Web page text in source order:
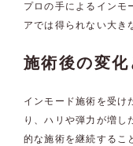
プロの手によるインモ
アでは得られない大き
施術後の変
インモード施術を受け
り、ハリや弾力が増し
的な施術を継続するこ